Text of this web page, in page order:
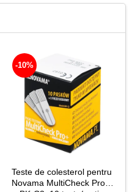
-10%
Teste de colesterol pentru
Novama MultiCheck Pro+,